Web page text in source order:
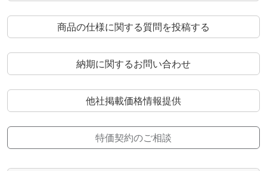
商品の仕様に関する質問を投稿する
納期に関するお問い合わせ
他社掲載価格情報提供
特価契約のご相談